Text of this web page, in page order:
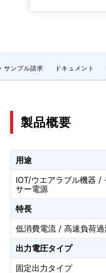
サンプル請求 ドキュメント
製品概要
用途
IOT/ウエアラブル機器 /
サー電源
特長
低消費電流 / 高速負荷
出力電圧タイプ
固定出力タイプ